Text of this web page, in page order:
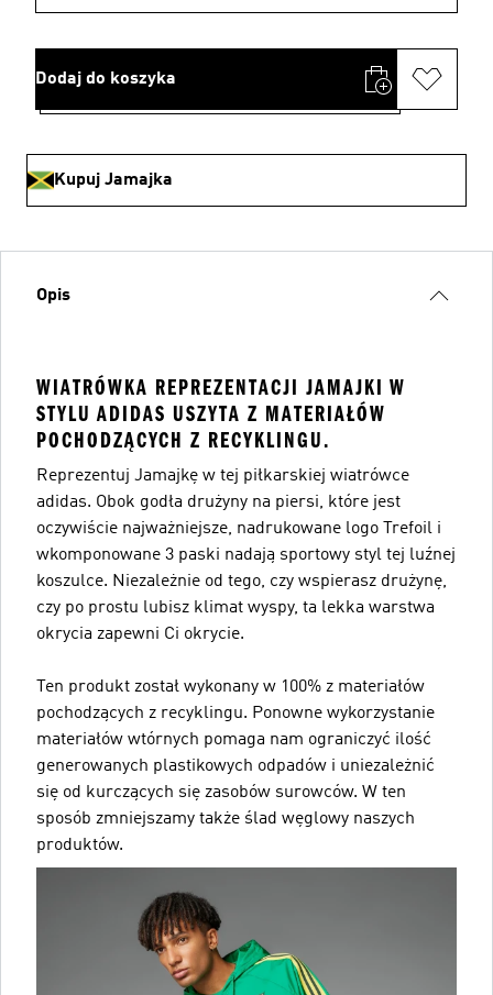
Dodaj do koszyka
Kupuj Jamajka
Opis
WIATRÓWKA REPREZENTACJI JAMAJKI W
STYLU ADIDAS USZYTA Z MATERIAŁÓW
POCHODZĄCYCH Z RECYKLINGU.
Reprezentuj Jamajkę w tej piłkarskiej wiatrówce
adidas. Obok godła drużyny na piersi, które jest
oczywiście najważniejsze, nadrukowane logo Trefoil i
wkomponowane 3 paski nadają sportowy styl tej luźnej
koszulce. Niezależnie od tego, czy wspierasz drużynę,
czy po prostu lubisz klimat wyspy, ta lekka warstwa
okrycia zapewni Ci okrycie.
Ten produkt został wykonany w 100% z materiałów
pochodzących z recyklingu. Ponowne wykorzystanie
materiałów wtórnych pomaga nam ograniczyć ilość
generowanych plastikowych odpadów i uniezależnić
się od kurczących się zasobów surowców. W ten
sposób zmniejszamy także ślad węglowy naszych
produktów.